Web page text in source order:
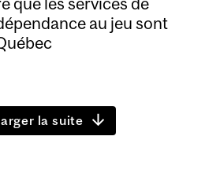
au jeu sont
la suite